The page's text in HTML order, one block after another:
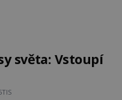
právě tato opakující
Vstoupí